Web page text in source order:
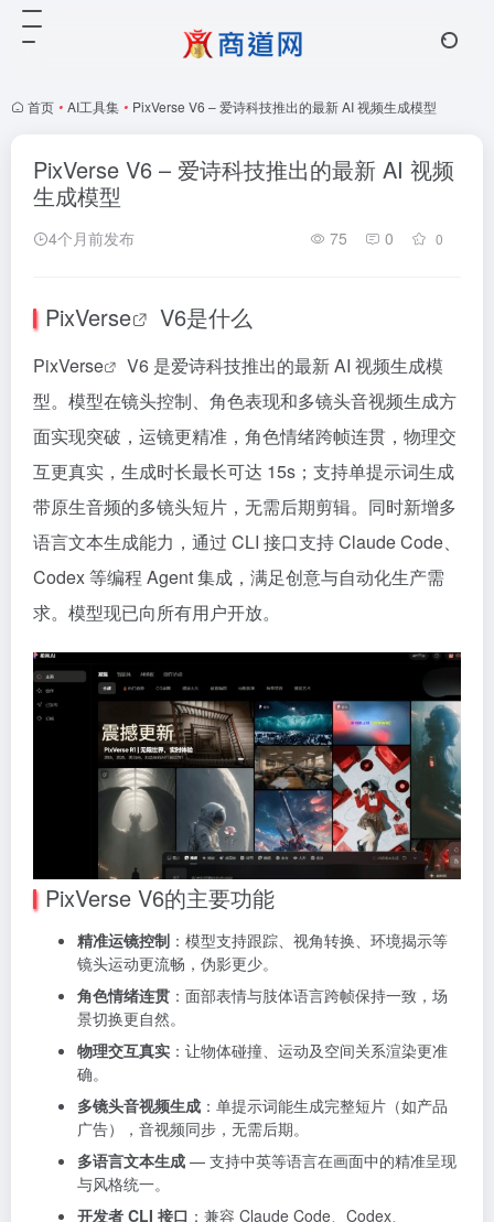
首页 • AI工具集 • PixVerse V6 – 爱诗科技推出的最新 AI 视频生成模型
PixVerse V6 – 爱诗科技推出的最新 AI 视频
生成模型
4个月前发布 75 0 0
PixVerse V6是什么
PixVerse
V6 是爱诗科技推出的最新 AI 视频生成模
型。模型在镜头控制、角色表现和多镜头音视频生成方
面实现突破，运镜更精准，角色情绪跨帧连贯，物理交
互更真实，生成时长最长可达 15s；支持单提示词生成
带原生音频的多镜头短片，无需后期剪辑。同时新增多
语言文本生成能力，通过 CLI 接口支持 Claude Code、
Codex 等编程 Agent 集成，满足创意与自动化生产需
求。模型现已向所有用户开放。
PixVerse V6的主要功能
精准运镜控制 ：模型支持跟踪、视角转换、环境揭示等
镜头运动更流畅，伪影更少。
角色情绪连贯 ：面部表情与肢体语言跨帧保持一致，场
景切换更自然。
物理交互真实 ：让物体碰撞、运动及空间关系渲染更准
确。
多镜头音视频生成 ：单提示词能生成完整短片（如产品
广告），音视频同步，无需后期。
多语言文本生成 — 支持中英等语言在画面中的精准呈现
与风格统一。
开发者 CLI 接口 ：兼容 Claude Code、Codex、